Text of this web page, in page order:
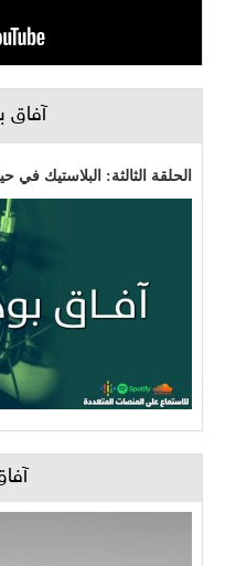
آفاق
الحلقة الثالثة: البلاستيك في